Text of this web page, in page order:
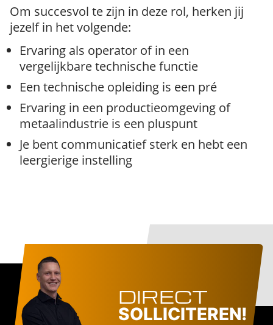
Om succesvol te zijn in deze rol, herken jij
jezelf in het volgende:
Ervaring als operator of in een
vergelijkbare technische functie
Een technische opleiding is een pré
Ervaring in een productieomgeving of
metaalindustrie is een pluspunt
Je bent communicatief sterk en hebt een
leergierige instelling
DIRECT
SOLLICITEREN!